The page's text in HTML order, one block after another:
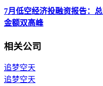
7月低空经济投融资报告：
金额双高峰
相关公司
追梦空天
追梦空天